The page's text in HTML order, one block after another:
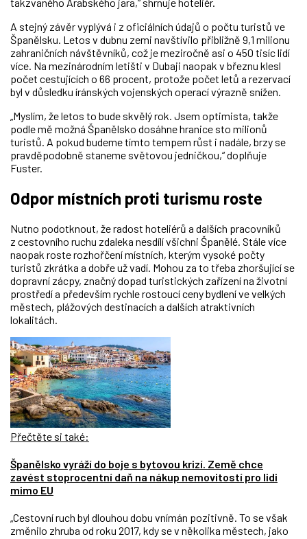
A stejný závěr vyplývá i z oficiálních údajů o počtu turistů ve
Španělsku. Letos v dubnu zemi navštívilo přibližně 9,1 milionu
zahraničních návštěvníků, což je meziročně asi o 450 tisíc lidí
více. Na mezinárodním letišti v Dubaji naopak v březnu klesl
počet cestujících o 66 procent, protože počet letů a rezervací
byl v důsledku íránských vojenských operací výrazně snížen.
„Myslím, že letos to bude skvělý rok. Jsem optimista, takže
podle mě možná Španělsko dosáhne hranice sto milionů
turistů. A pokud budeme tímto tempem růst i nadále, brzy se
pravděpodobně staneme světovou jedničkou,“ doplňuje
Fuster.
Odpor místních proti turismu roste
Nutno podotknout, že radost hoteliérů a dalších pracovníků
z cestovního ruchu zdaleka nesdílí všichni Španělé. Stále více
naopak roste rozhořčení místních, kterým vysoké počty
turistů zkrátka a dobře už vadí. Mohou za to třeba zhoršující se
dopravní zácpy, značný dopad turistických zařízení na životní
prostředí a především rychle rostoucí ceny bydlení ve velkých
městech, plážových destinacích a dalších atraktivních
lokalitách.
Přečtěte si také:
Španělsko vyráží do boje s bytovou krizí. Země chce
zavést stoprocentní daň na nákup nemovitostí pro lidi
mimo EU
„Cestovní ruch byl dlouhou dobu vnímán pozitivně. To se však
změnilo zhruba od roku 2017, kdy se v několika městech, jako